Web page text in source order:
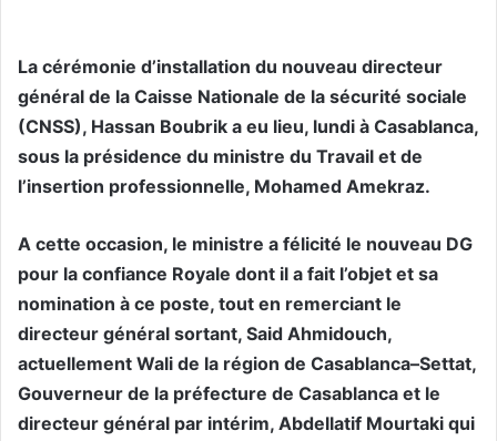
La cérémonie d’installation du nouveau directeur
général de la Caisse Nationale de la sécurité sociale
(CNSS), Hassan Boubrik a eu lieu, lundi à Casablanca,
sous la présidence du ministre du Travail et de
l’insertion professionnelle, Mohamed Amekraz.
A cette occasion, le ministre a félicité le nouveau DG
pour la confiance Royale dont il a fait l’objet et sa
nomination à ce poste, tout en remerciant le
directeur général sortant, Said Ahmidouch,
actuellement Wali de la région de Casablanca–Settat,
Gouverneur de la préfecture de Casablanca et le
directeur général par intérim, Abdellatif Mourtaki qui